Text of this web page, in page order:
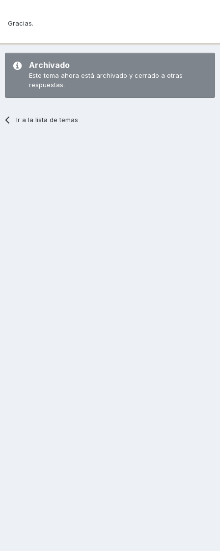
Gracias.
Archivado
Este tema ahora está archivado y cerrado a otras
respuestas.
Ir a la lista de temas